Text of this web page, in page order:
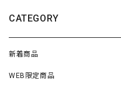
CATEGORY
新着商品
WEB限定商品